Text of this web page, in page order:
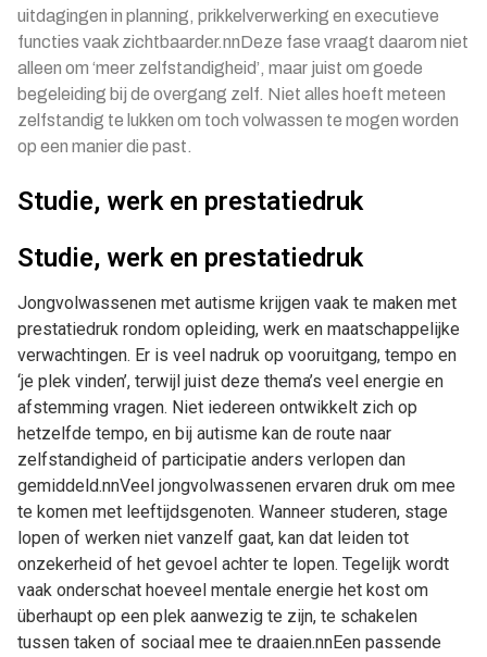
uitdagingen in planning, prikkelverwerking en executieve
functies vaak zichtbaarder.nnDeze fase vraagt daarom niet
alleen om ‘meer zelfstandigheid’, maar juist om goede
begeleiding bij de overgang zelf. Niet alles hoeft meteen
zelfstandig te lukken om toch volwassen te mogen worden
op een manier die past.
Studie, werk en prestatiedruk
Studie, werk en prestatiedruk
Jongvolwassenen met autisme krijgen vaak te maken met
prestatiedruk rondom opleiding, werk en maatschappelijke
verwachtingen. Er is veel nadruk op vooruitgang, tempo en
‘je plek vinden’, terwijl juist deze thema’s veel energie en
afstemming vragen. Niet iedereen ontwikkelt zich op
hetzelfde tempo, en bij autisme kan de route naar
zelfstandigheid of participatie anders verlopen dan
gemiddeld.nnVeel jongvolwassenen ervaren druk om mee
te komen met leeftijdsgenoten. Wanneer studeren, stage
lopen of werken niet vanzelf gaat, kan dat leiden tot
onzekerheid of het gevoel achter te lopen. Tegelijk wordt
vaak onderschat hoeveel mentale energie het kost om
überhaupt op een plek aanwezig te zijn, te schakelen
tussen taken of sociaal mee te draaien.nnEen passende